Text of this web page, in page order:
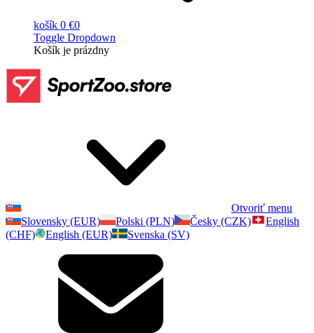
košík 0 €0
Toggle Dropdown
Košík je prázdny
Otvoriť menu
Slovensky (EUR)
Polski (PLN) Česky (CZK)
English
(CHF)
English (EUR) Svenska (SV)